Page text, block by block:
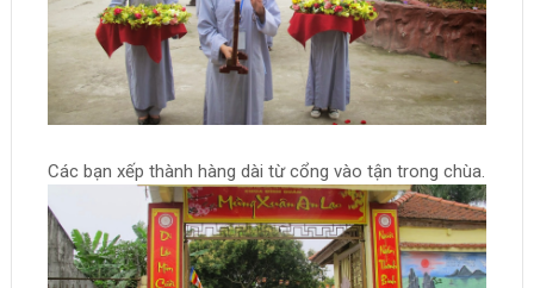
Các bạn xếp thành hàng dài từ cổng vào tận trong chùa.